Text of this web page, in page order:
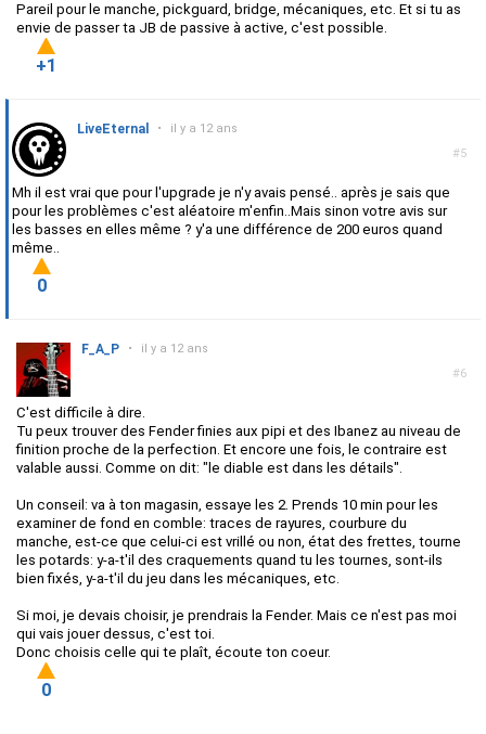
Pareil pour le manche, pickguard, bridge, mécaniques, etc. Et si tu as
envie de passer ta JB de passive à active, c'est possible.
+1
#5
LiveEternal • il y a 12 ans
Mh il est vrai que pour l'upgrade je n'y avais pensé.. après je sais que
pour les problèmes c'est aléatoire m'enfin..Mais sinon votre avis sur
les basses en elles même ? y'a une différence de 200 euros quand
même..
0
#6
F_A_P • il y a 12 ans
C'est difficile à dire.
Tu peux trouver des Fender finies aux pipi et des Ibanez au niveau de
finition proche de la perfection. Et encore une fois, le contraire est
valable aussi. Comme on dit: "le diable est dans les détails".
Un conseil: va à ton magasin, essaye les 2. Prends 10 min pour les
examiner de fond en comble: traces de rayures, courbure du
manche, est-ce que celui-ci est vrillé ou non, état des frettes, tourne
les potards: y-a-t'il des craquements quand tu les tournes, sont-ils
bien fixés, y-a-t'il du jeu dans les mécaniques, etc.
Si moi, je devais choisir, je prendrais la Fender. Mais ce n'est pas moi
qui vais jouer dessus, c'est toi.
Donc choisis celle qui te plaît, écoute ton coeur.
0